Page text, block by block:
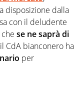
disposizione dalla
con il deludente
se ne saprà di
CdA bianconero ha
per